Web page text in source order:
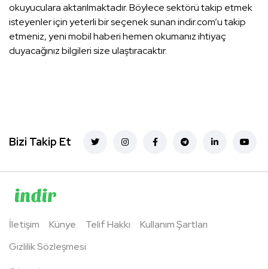
okuyuculara aktarılmaktadır. Böylece sektörü takip etmek
isteyenler için yeterli bir seçenek sunan indir.com’u takip
etmeniz, yeni mobil haberi hemen okumanız ihtiyaç
duyacağınız bilgileri size ulaştıracaktır.
Bizi Takip Et
İletişim Künye Telif Hakkı
Kullanım Şartları
Gizlilik Sözleşmesi